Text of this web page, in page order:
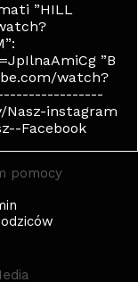
”HILL
”B
watch?
instagram
Facebook
pomocy